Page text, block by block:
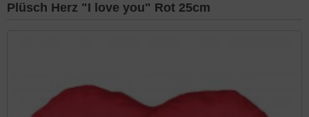
Plüsch Herz "I love you" Rot 25cm